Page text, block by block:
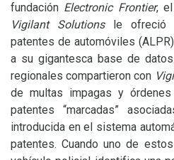
fundación Electronic Frontier,
Vigilant Solutionsle ofreció
patentes de automóviles (ALPR
a su gigantesca base de
regionales compartieron con
de multas impagas y
patentes “marcadas”
introducida en el sistema
patentes. Cuando uno de